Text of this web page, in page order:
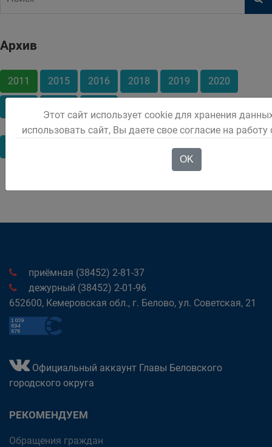
Архив
2011 2015 2016 2018 2019 2020
приёмная (38452) 2-81-37
дежурный (38452) 2-01-96
652600, Кемеровская обл., г. Белово, ул. Советская, 21
Официальный аккаунт Главы Беловского
городского округа
РЕКОМЕНДУЕМ
Обращения граждан
Этот сайт использует cookie для хранения
использовать сайт, Вы даете свое согласие на
OK